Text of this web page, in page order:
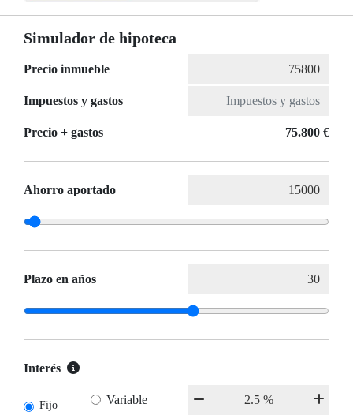
Simulador de hipoteca
Precio inmueble
Impuestos y gastos
Precio + gastos 75.800 €
Ahorro aportado
Plazo en años
Interés
Fijo Variable